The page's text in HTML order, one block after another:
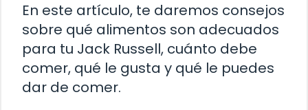
En este artículo, te daremos consejos
sobre qué alimentos son adecuados
para tu Jack Russell, cuánto debe
comer, qué le gusta y qué le puedes
dar de comer.